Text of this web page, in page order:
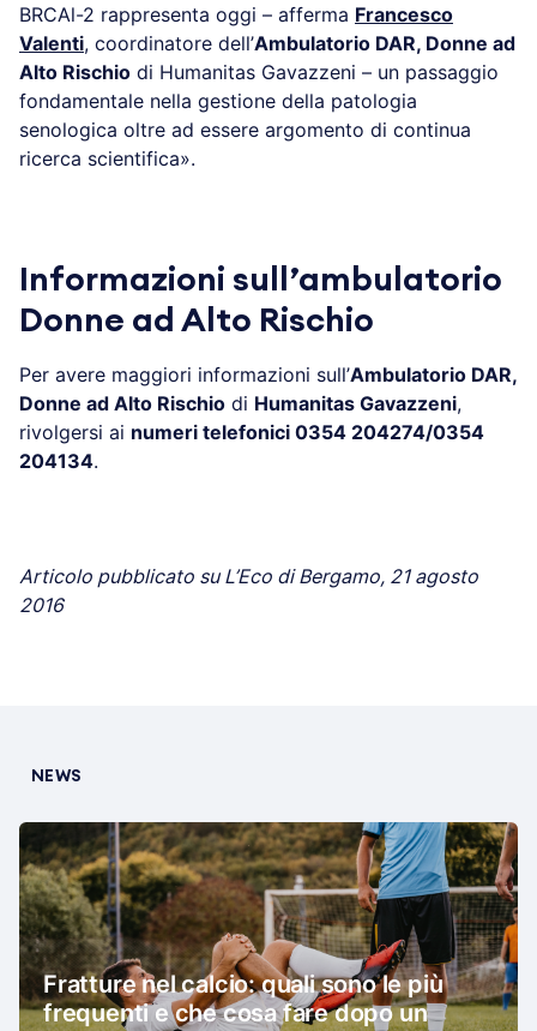
BRCAl-2 rappresenta oggi – afferma Francesco
Valenti, coordinatore dell’Ambulatorio DAR, Donne ad
Alto Rischio di Humanitas Gavazzeni – un passaggio
fondamentale nella gestione della patologia
senologica oltre ad essere argomento di continua
ricerca scientifica».
Informazioni sull’ambulatorio
Donne ad Alto Rischio
Per avere maggiori informazioni sull’Ambulatorio DAR,
Donne ad Alto Rischio di Humanitas Gavazzeni,
rivolgersi ai numeri telefonici 0354 204274/0354
204134.
Articolo pubblicato su L’Eco di Bergamo, 21 agosto
2016
NEWS
Fratture nel calcio: quali sono le più
frequenti e che cosa fare dopo un